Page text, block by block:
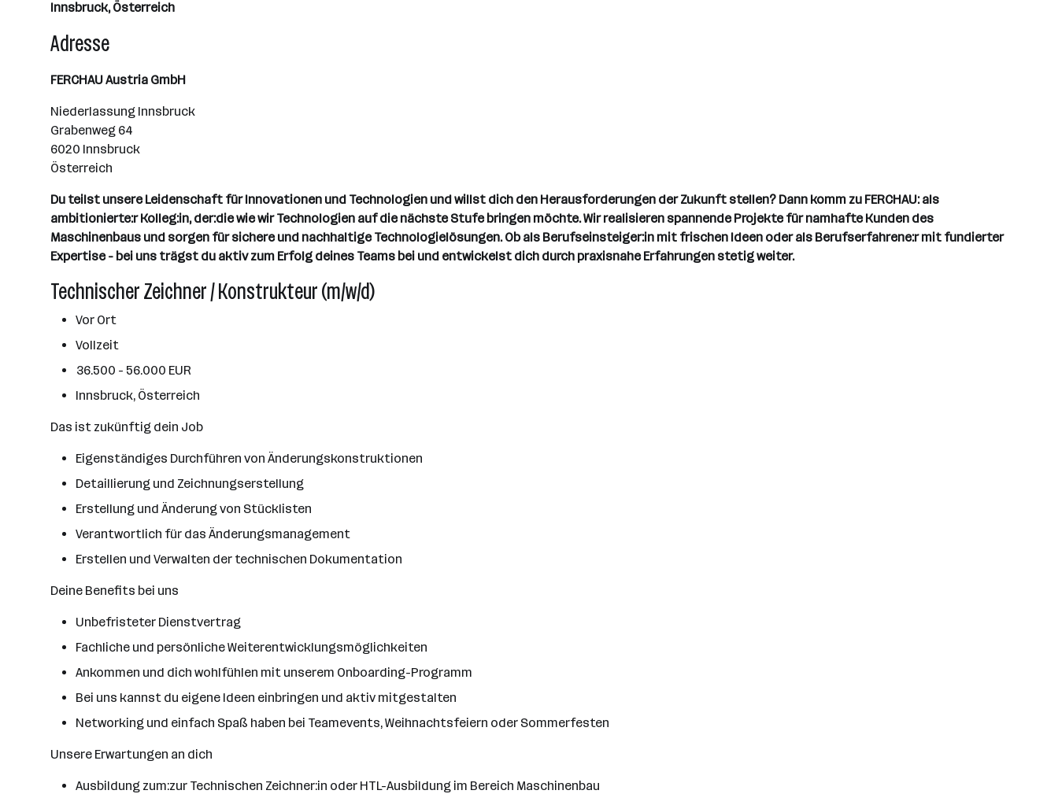
Innsbruck, Österreich
Adresse
FERCHAU Austria GmbH
Niederlassung Innsbruck
Grabenweg 64
6020 Innsbruck
Österreich
Du teilst unsere Leidenschaft für Innovationen und Technologien und willst dich den Herausforderungen der Zukunft stellen? Dann komm zu FERCHAU: als
ambitionierte:r Kolleg:in, der:die wie wir Technologien auf die nächste Stufe bringen möchte. Wir realisieren spannende Projekte für namhafte Kunden des
Maschinenbaus und sorgen für sichere und nachhaltige Technologielösungen. Ob als Berufseinsteiger:in mit frischen Ideen oder als Berufserfahrene:r mit fundierter
Expertise - bei uns trägst du aktiv zum Erfolg deines Teams bei und entwickelst dich durch praxisnahe Erfahrungen stetig weiter.
Technischer Zeichner / Konstrukteur (m/w/d)
Vor Ort
Vollzeit
36.500 - 56.000 EUR
Innsbruck, Österreich
Das ist zukünftig dein Job
Eigenständiges Durchführen von Änderungskonstruktionen
Detaillierung und Zeichnungserstellung
Erstellung und Änderung von Stücklisten
Verantwortlich für das Änderungsmanagement
Erstellen und Verwalten der technischen Dokumentation
Deine Benefits bei uns
Unbefristeter Dienstvertrag
Fachliche und persönliche Weiterentwicklungsmöglichkeiten
Ankommen und dich wohlfühlen mit unserem Onboarding-Programm
Bei uns kannst du eigene Ideen einbringen und aktiv mitgestalten
Networking und einfach Spaß haben bei Teamevents, Weihnachtsfeiern oder Sommerfesten
Unsere Erwartungen an dich
Ausbildung zum:zur Technischen Zeichner:in oder HTL-Ausbildung im Bereich Maschinenbau